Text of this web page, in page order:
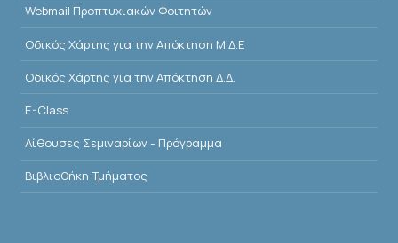
Webmail Προπτυχιακών Φοιτητών
Οδικός Χάρτης για την Απόκτηση Μ.Δ.Ε
Οδικός Χάρτης για την Απόκτηση Δ.Δ.
E-Class
Αίθουσες Σεμιναρίων - Πρόγραμμα
Βιβλιοθήκη Τμήματος